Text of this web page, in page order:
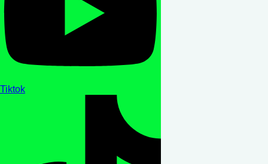
Tiktok